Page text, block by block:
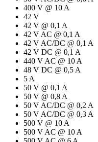
400 V @ 10 A
42 V
42 V @ 0,1 A
42 V AC @ 0,1 A
42 V AC/DC @ 0,1 A
42 V DC @ 0,1 A
440 V AC @ 10 A
48 V DC @ 0,5 A
5 A
50 V @ 0,1 A
50 V @ 0,8 A
50 V AC/DC @ 0,2 A
50 V AC/DC @ 0,3 A
500 V @ 10 A
500 V AC @ 10 A